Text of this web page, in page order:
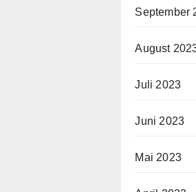
September
August
Juli 2023
Juni 2023
Mai 2023